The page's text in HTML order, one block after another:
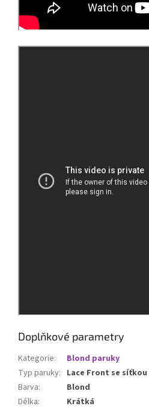
Doplňkové parametry
Kategorie:
Blond paruky
Typ paruky: Lace Front se síťkou
Barva:
Blond
Délka:
Krátká